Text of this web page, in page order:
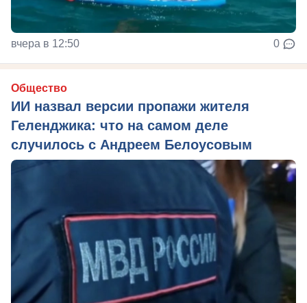
вчера в 12:50 0
Общество
ИИ назвал версии пропажи жителя
Геленджика: что на самом деле
случилось с Андреем Белоусовым